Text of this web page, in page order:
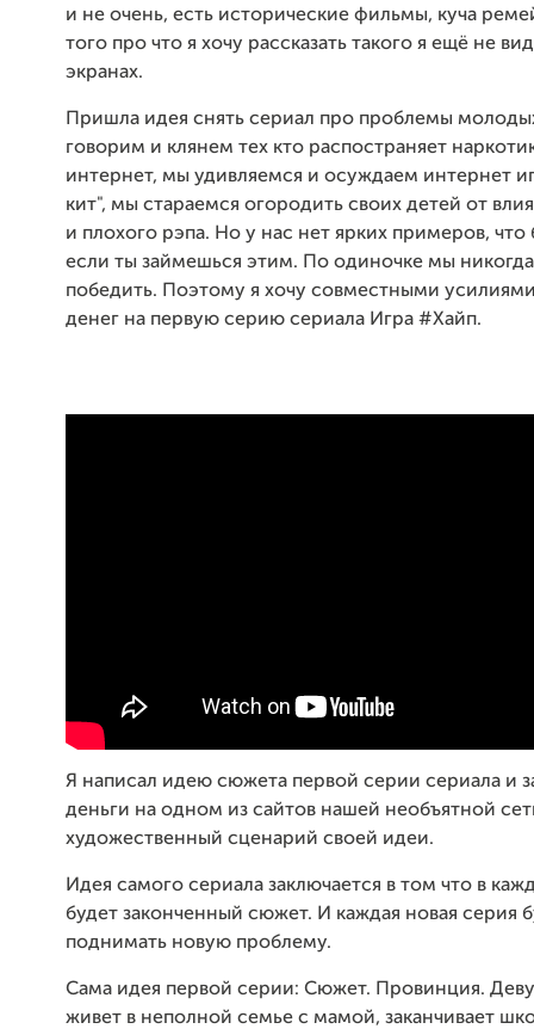
и не очень, есть исторические фильмы, куча
того про что я хочу рассказать такого я ещё не
экранах.
Пришла идея снять сериал про проблемы
говорим и клянем тех кто распостраняет
интернет, мы удивляемся и осуждаем интернет
кит", мы стараемся огородить своих детей от
и плохого рэпа. Но у нас нет ярких примеров, что
если ты займешься этим. По одиночке мы
победить. Поэтому я хочу совместными
денег на первую серию сериала Игра #Хайп.
Я написал идею сюжета первой серии сериала и
деньги на одном из сайтов нашей необъятной
художественный сценарий своей идеи.
Идея самого сериала заключается в том что в
будет законченный сюжет. И каждая новая серия
поднимать новую проблему.
Сама идея первой серии: Сюжет. Провинция.
живет в неполной семье с мамой, заканчивает